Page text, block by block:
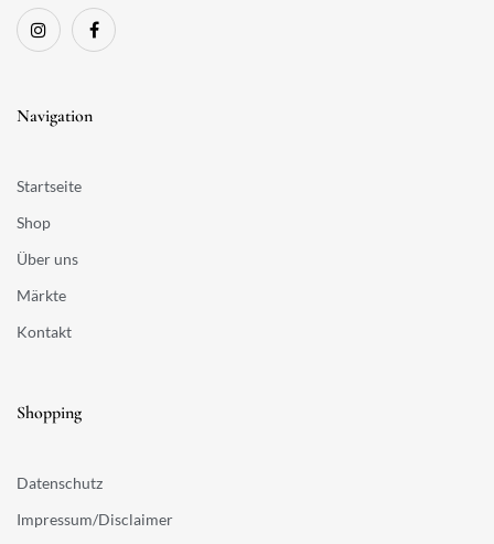
Navigation
Startseite
Shop
Über uns
Märkte
Kontakt
Shopping
Datenschutz
Impressum/Disclaimer